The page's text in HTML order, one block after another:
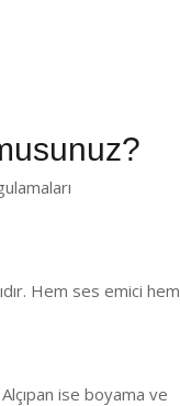
Hem ses emici hem
ise boyama ve